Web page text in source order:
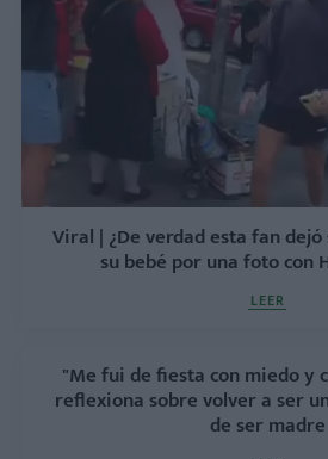
Viral | ¿De verdad esta fan
su bebé por una foto con
LEER
"Me fui de fiesta con miedo y
reflexiona sobre volver a ser
de ser madre